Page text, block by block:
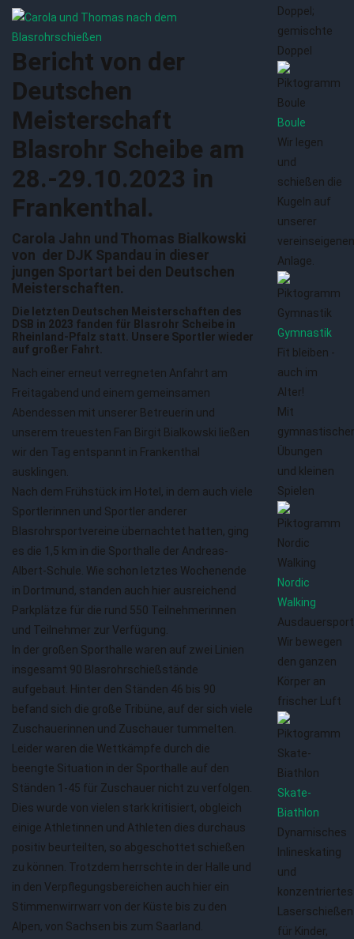
Bericht von der
Deutschen
Meisterschaft
Blasrohr Scheibe am
28.-29.10.2023 in
Frankenthal.
Carola Jahn und Thomas Bialkowski
von der DJK Spandau in dieser
jungen Sportart bei den Deutschen
Meisterschaften.
Die letzten Deutschen Meisterschaften des
DSB in 2023 fanden für Blasrohr Scheibe in
Rheinland-Pfalz statt. Unsere Sportler wieder
auf großer Fahrt.
Nach einer erneut verregneten Anfahrt am
Freitagabend und einem gemeinsamen
Abendessen mit unserer Betreuerin und
unserem treuesten Fan Birgit Bialkowski ließen
wir den Tag entspannt in Frankenthal
ausklingen.
Nach dem Frühstück im Hotel, in dem auch viele
Sportlerinnen und Sportler anderer
Blasrohrsportvereine übernachtet hatten, ging
es die 1,5 km in die Sporthalle der Andreas-
Albert-Schule. Wie schon letztes Wochenende
in Dortmund, standen auch hier ausreichend
Parkplätze für die rund 550 Teilnehmerinnen
und Teilnehmer zur Verfügung.
In der großen Sporthalle waren auf zwei Linien
insgesamt 90 Blasrohrschießstände
aufgebaut. Hinter den Ständen 46 bis 90
befand sich die große Tribüne, auf der sich viele
Zuschauerinnen und Zuschauer tummelten.
Leider waren die Wettkämpfe durch die
beengte Situation in der Sporthalle auf den
Ständen 1-45 für Zuschauer nicht zu verfolgen.
Dies wurde von vielen stark kritisiert, obgleich
einige Athletinnen und Athleten dies durchaus
positiv beurteilten, so abgeschottet schießen
zu können. Trotzdem herrschte in der Halle und
in den Verpflegungsbereichen auch hier ein
Stimmenwirrwarr von der Küste bis zu den
Alpen, von Sachsen bis zum Saarland.
Doppel;
gemischte
Doppel
Boule
Wir legen
und
schießen die
Kugeln auf
unserer
vereinseigenen
Anlage.
Gymnastik
Fit bleiben -
auch im
Alter!
Mit
Übungen
und kleinen
Spielen
Nordic
Walking
Ausdauersport
Wir bewegen
den ganzen
Körper an
frischer Luft
Skate-
Biathlon
Dynamisches
Inlineskating
und
konzentriertes
Laserschießen
für Kinder,